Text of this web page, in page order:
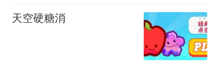
天空硬糖消